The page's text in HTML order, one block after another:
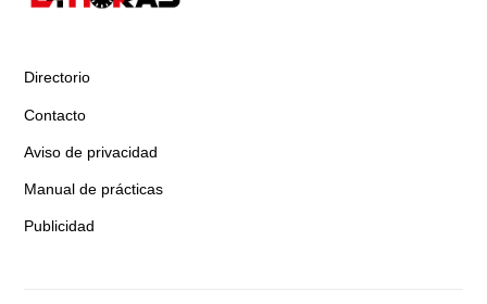
Directorio
Contacto
Aviso de privacidad
Manual de prácticas
Publicidad